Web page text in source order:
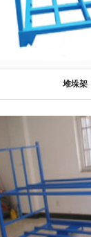
堆垛架